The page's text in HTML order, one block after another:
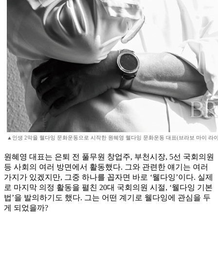
▲인생 2막을 웰다잉 문화운동으로 시작한 원혜영 웰다잉 문화운동 대표(브라보 마이 라
원혜영 대표는 은퇴 전 풀무원 창업주, 부천시장, 5선 국회의원
등 사회의 여러 방면에서 활동했다. 그와 관련한 얘기는 여러
가지가 있겠지만, 그중 하나를 꼽자면 바로 ‘웰다잉’이다. 실제
로 마지막 의정 활동을 펼친 20대 국회의원 시절, ‘웰다잉 기본
법’을 발의하기도 했다. 그는 어떤 계기로 웰다잉에 관심을 두
게 되었을까?